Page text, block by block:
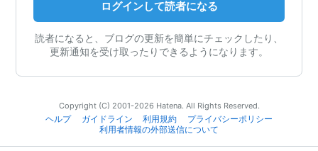
ログインして読者になる
読者になると、ブログの更新を簡単にチェックしたり、
更新通知を受け取ったりできるようになります。
Copyright (C) 2001-2026 Hatena. All Rights Reserved.
ヘルプ
ガイドライン 利用規約
プライバシーポリシー
利用者情報の外部送信について